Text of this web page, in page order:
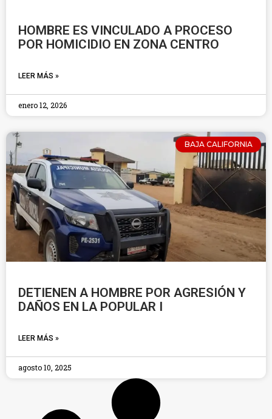
HOMBRE ES VINCULADO A PROCESO
POR HOMICIDIO EN ZONA CENTRO
LEER MÁS »
enero 12, 2026
BAJA CALIFORNIA
DETIENEN A HOMBRE POR AGRESIÓN Y
DAÑOS EN LA POPULAR I
LEER MÁS »
agosto 10, 2025